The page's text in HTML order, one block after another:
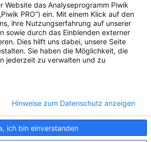
gGmbH
Website das Analyseprogramm Piwik
PRO“) ein. Mit einem Klick auf den
ihre Nutzungserfahrung auf unserer
sowie durch das Einblenden externer
Dies hilft uns dabei, unsere Seite
Sie haben die Möglichkeit, die
jederzeit zu verwalten und zu
ich bin einverstanden
Hinweise zum Datenschutz anzeigen